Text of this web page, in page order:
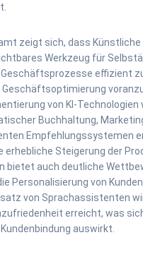
zeigt sich, dass Künstliche
Werkzeug für
effizient
Geschäftsoptimierung
von KI-Technologien
Buchhaltung,
Empfehlungssystemen
erhebliche Steigerung der
bietet auch deutliche
Personalisierung von
von Sprachassistenten
erreicht, was
auswirkt.